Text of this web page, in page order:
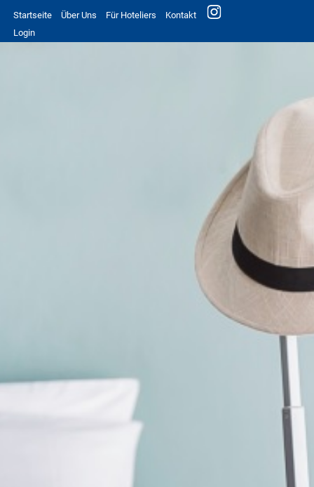
Startseite Über Uns Für Hoteliers
Kontakt
Login